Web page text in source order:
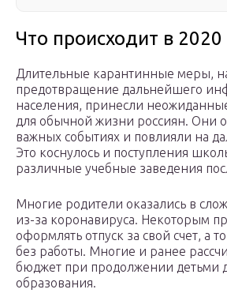
Что происходит в 2020
Длительные карантинные меры,
предотвращение дальнейшего
населения, принесли
для обычной жизни россиян. Они
важных событиях и повлияли на
Это коснулось и поступления
различные учебные заведения
Многие родители оказались в
из-за коронавируса. Некоторым
оформлять отпуск за свой счет, а
без работы. Многие и ранее
бюджет при продолжении детьми
образования.